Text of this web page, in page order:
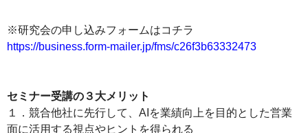
※研究会の申し込みフォームはコチラ
https://business.form-mailer.jp/fms/c26f3b63332473
セミナー受講の３大メリット
１．競合他社に先行して、AIを業績向上を目的とした営業
面に活用する視点やヒントを得られる